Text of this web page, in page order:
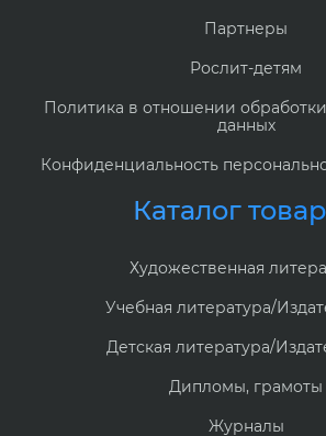
Партнеры
Рослит-детям
Политика в отношении
данных
Конфиденциальность
Каталог
Художественная
Учебная литература/
Детская литература/
Дипломы, грамоты
Журналы